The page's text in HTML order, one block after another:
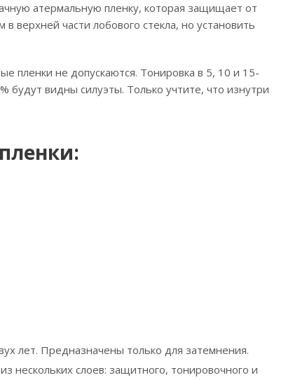
атермальную пленку, которая защищает от
верхней части лобового стекла, но установить
пленки не допускаются. Тонировка в 5, 10 и 15-
будут видны силуэты. Только учтите, что изнутри
лет. Предназначены только для затемнения.
нескольких слоев: защитного, тонировочного и